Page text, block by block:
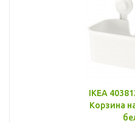
IKEA
Корзина